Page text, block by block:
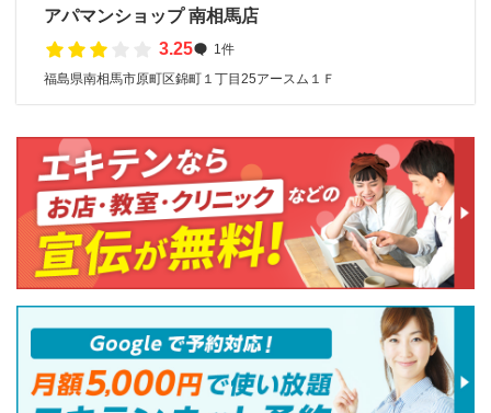
アパマンショップ 南相馬店
3.25
1件
福島県南相馬市原町区錦町１丁目25アースム１Ｆ